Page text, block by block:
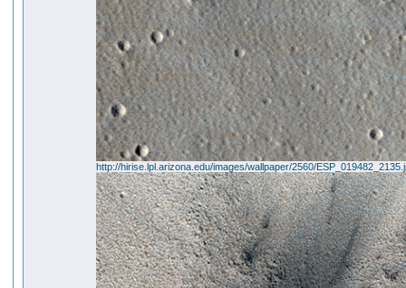
http://hirise.lpl.arizona.edu/images/wallpaper/2560/